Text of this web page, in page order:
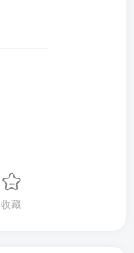
收藏